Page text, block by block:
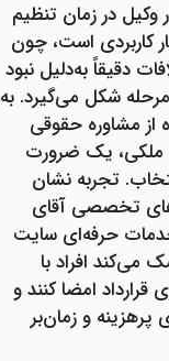
در زمان تنظیم
کاربردی است، چون
دقیقاً به‌دلیل نبود
شکل می‌گیرد. به
از مشاوره حقوقی
ملکی، یک ضرورت
تجربه نشان
تخصصی آقای
حرفه‌ای سایت
می‌کند افراد با
قرارداد امضا کنند و
پرهزینه و زمان‌بر